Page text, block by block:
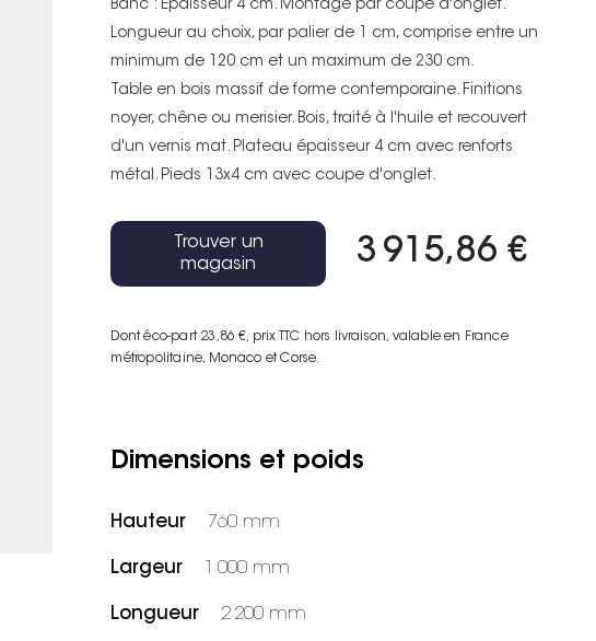
Banc : Epaisseur 4 cm. Montage par coupe d'onglet.
Longueur au choix, par palier de 1 cm, comprise entre un
minimum de 120 cm et un maximum de 230 cm.
Table en bois massif de forme contemporaine. Finitions
noyer, chêne ou merisier. Bois, traité à l'huile et recouvert
d'un vernis mat. Plateau épaisseur 4 cm avec renforts
métal. Pieds 13x4 cm avec coupe d'onglet.
3 915,86 €
Dont éco-part 23,86 €, prix TTC hors livraison, valable en France
métropolitaine, Monaco et Corse.
Trouver un
magasin
Dimensions et poids
Hauteur 760 mm
Largeur 1 000 mm
Longueur 2 200 mm